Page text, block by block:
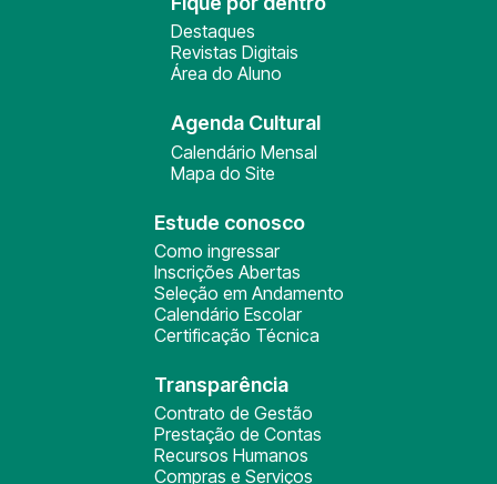
Destaques
Revistas Digitais
Área do Aluno
Agenda Cultural
Calendário Mensal
Mapa do Site
Estude conosco
Como ingressar
Inscrições Abertas
Seleção em Andamento
Calendário Escolar
Certificação Técnica
Transparência
Contrato de Gestão
Prestação de Contas
Recursos Humanos
Compras e Serviços